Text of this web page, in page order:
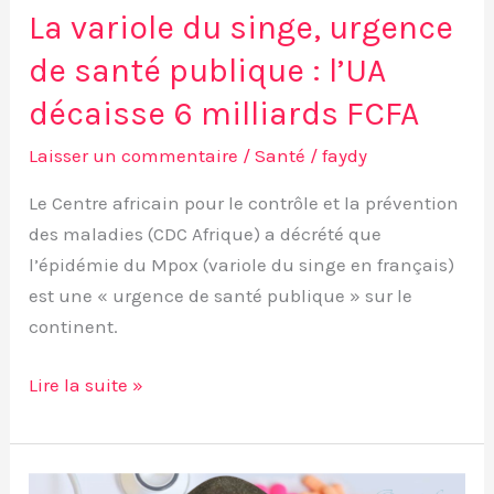
La variole du singe, urgence
de santé publique : l’UA
décaisse 6 milliards FCFA
Laisser un commentaire /Santé /faydy
Le Centre africain pour le contrôle et la prévention
des maladies (CDC Afrique) a décrété que
l’épidémie du Mpox (variole du singe en français)
est une « urgence de santé publique » sur le
continent.
milliards
FCFA
Lire la suite »